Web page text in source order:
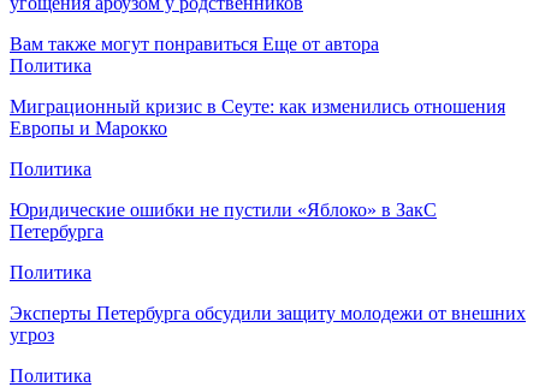
Вам также могут понравиться Еще от автора
Политика
Миграционный кризис в Сеуте: как изменились отношения
Европы и Марокко
Политика
Юридические ошибки не пустили «Яблоко» в ЗакС
Петербурга
Политика
Эксперты Петербурга обсудили защиту молодежи от внешних
угроз
Политика